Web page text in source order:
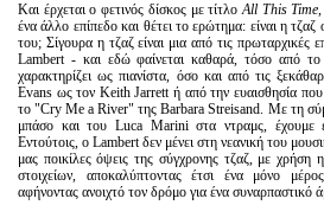
Και έρχεται ο φετινός δίσκος με τίτλοΑll This Time
ένα άλλο επίπεδο και θέτει το ερώτημα: είναι η
του; Σίγουρα η τζαζ είναι μια από τις πρωταρχικές
Lambert - και εδώ φαίνεται καθαρά, τόσο από το
χαρακτηρίζει ως πιανίστα, όσο και από τις
Evans ως τον Keith Jarrett ή από την ευαισθησία που
το "Cry Me a River" της Barbara Streisand. Με τη
μπάσο και του Luca Marini στα ντραμς, έχουμε
Εντούτοις, ο Lambert δεν μένει στη νεανική του
μας ποικίλες όψεις της σύγχρονης τζαζ, με χρήση
στοιχείων, αποκαλύπτοντας έτσι ένα μόνο
αφήνοντας ανοιχτό τον δρόμο για ένα συναρπαστικό